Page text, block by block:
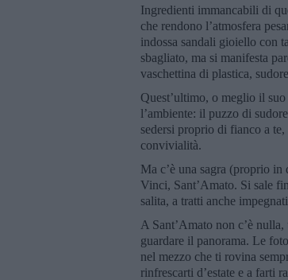
Ingredienti immancabili di
che rendono l’atmosfera
indossa sandali gioiello con
sbagliato, ma si manifesta
vaschettina di plastica,
Quest’ultimo, o meglio il
l’ambiente: il puzzo di sudore
sedersi proprio di fianco a
convivialità.
Ma c’è una sagra (proprio
Vinci, Sant’Amato. Si sale
salita, a tratti anche
A Sant’Amato non c’è
guardare il panorama. Le
nel mezzo che ti rovina
rinfrescarti d’estate e a farti